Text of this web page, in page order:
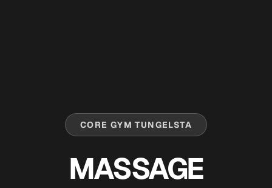
CORE GYM TUNGELSTA
MASSAGE